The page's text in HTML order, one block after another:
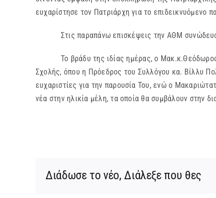
ευχαρίστησε τον Πατριάρχη για το επιδεικνυόμενο
Στις παραπάνω επισκέψεις την ΑΘΜ συνώδευσαν
Το βράδυ της ιδίας ημέρας, ο Μακ.κ.Θεόδωρος
Σχολής, όπου η Πρόεδρος του Συλλόγου κα. Βίλλυ
ευχαριστίες για την παρουσία Του, ενώ ο
νέα στην ηλικία μέλη, τα οποία θα συμβάλουν στην
Διάδωσε το νέο, Διάλεξε που θες